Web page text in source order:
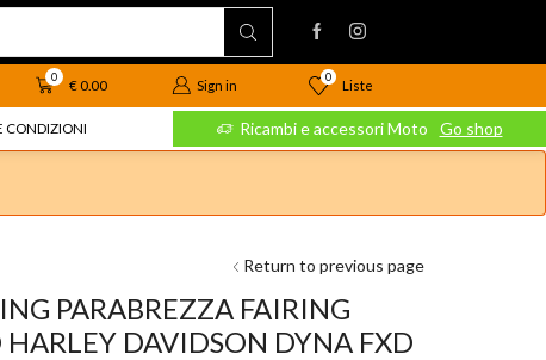
0
€0.00 Sign in
0
Liste
CONDIZIONI
Moto Go shop Ricambi e accessori Moto Go shop
Return to previous page
PARABREZZA FAIRING
DAVIDSON DYNA FXD